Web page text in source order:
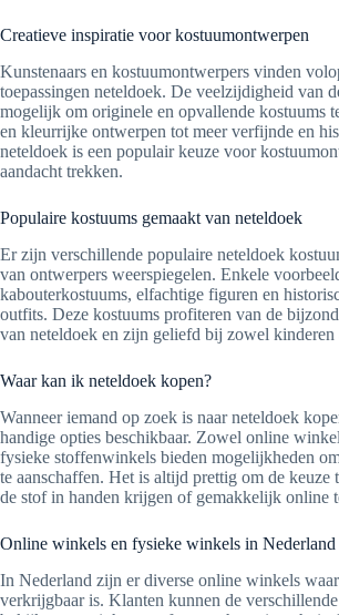
Creatieve inspiratie voor kostuumontwerpen
Kunstenaars en kostuumontwerpers vinden
toepassingen neteldoek. De veelzijdigheid van
mogelijk om originele en opvallende kostuums
en kleurrijke ontwerpen tot meer verfijnde en
neteldoek is een populair keuze voor
aandacht trekken.
Populaire kostuums gemaakt van neteldoek
Er zijn verschillende populaire neteldoek
van ontwerpers weerspiegelen. Enkele
kabouterkostuums, elfachtige figuren en
outfits. Deze kostuums profiteren van de
van neteldoek en zijn geliefd bij zowel kinderen
Waar kan ik neteldoek kopen?
Wanneer iemand op zoek is naar neteldoek
handige opties beschikbaar. Zowel online
fysieke stoffenwinkels bieden mogelijkheden
te aanschaffen. Het is altijd prettig om de keuze
de stof in handen krijgen of gemakkelijk online
Online winkels en fysieke winkels in Nederland
In Nederland zijn er diverse online winkels
verkrijgbaar is. Klanten kunnen de